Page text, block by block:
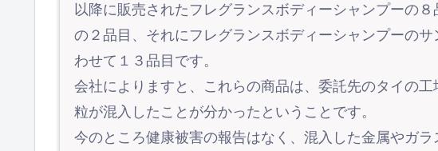
以降に販売されたフレグランスボディーシャンプーの
の２品目、それにフレグランスボディーシャンプーの
わせて１３品目です。
会社によりますと、これらの商品は、委託先のタイの
粒が混入したことが分かったということです。
今のところ健康被害の報告はなく、混入した金属やガ